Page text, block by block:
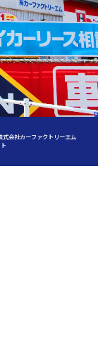
会社カーファクトリーエム